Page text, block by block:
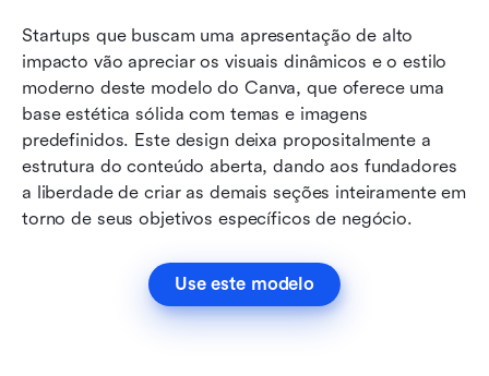
Startups que buscam uma apresentação de alto
impacto vão apreciar os visuais dinâmicos e o estilo
moderno deste modelo do Canva, que oferece uma
base estética sólida com temas e imagens
predefinidos. Este design deixa propositalmente a
estrutura do conteúdo aberta, dando aos fundadores
a liberdade de criar as demais seções inteiramente em
torno de seus objetivos específicos de negócio.
Use este modelo